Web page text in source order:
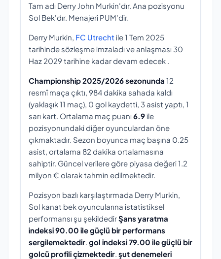
Tam adı Derry John Murkin'dır. Ana pozisyonu
Sol Bek'dır. Menajeri PUM'dir.
Derry Murkin, FC Utrechtile 1 Tem 2025
tarihinde sözleşme imzaladı ve anlaşması 30
Haz 2029 tarihine kadar devam edecek .
Championship 2025/2026 sezonunda 12
resmî maça çıktı, 984 dakika sahada kaldı
(yaklaşık 11 maç), 0 gol kaydetti, 3 asist yaptı, 1
sarı kart. Ortalama maç puanı 6.9ile
pozisyonundaki diğer oyunculardan öne
çıkmaktadır. Sezon boyunca maç başına 0.25
asist, ortalama 82 dakika ortalamasına
sahiptir. Güncel verilere göre piyasa değeri 1.2
milyon € olarak tahmin edilmektedir.
Pozisyon bazlı karşılaştırmada Derry Murkin,
Sol kanat bek oyuncularına istatistiksel
performansı şu şekildedirŞans yaratma
indeksi 90.00 ile güçlü bir performans
sergilemektedir gol indeksi 79.00 ile güçlü bir
golcü profili çizmektedir şut denemeleri